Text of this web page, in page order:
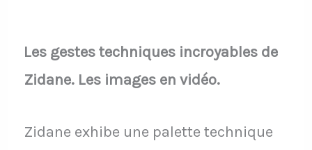
Les gestes techniques incroyables de
Zidane. Les images en vidéo.
Zidane exhibe une palette technique